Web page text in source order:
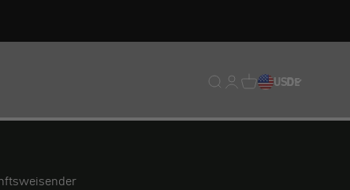
Translation missing:
Translation missing:
Translation
USDDE